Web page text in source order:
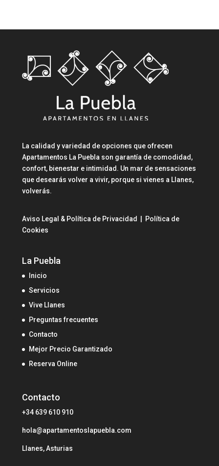
La calidad y variedad de opciones que ofrecen
Apartamentos La Puebla son garantía de comodidad,
confort, bienestar e intimidad. Un mar de sensaciones
que desearás volver a vivir, porque si vienes a Llanes,
volverás.
Aviso Legal & Política de Privacidad
Política de
Cookies
La Puebla
Inicio
Servicios
Vive Llanes
Preguntas frecuentes
Contacto
Mejor Precio Garantizado
Reserva Online
Contacto
+34 639 610 910
hola@apartamentoslapuebla.com
Llanes, Asturias